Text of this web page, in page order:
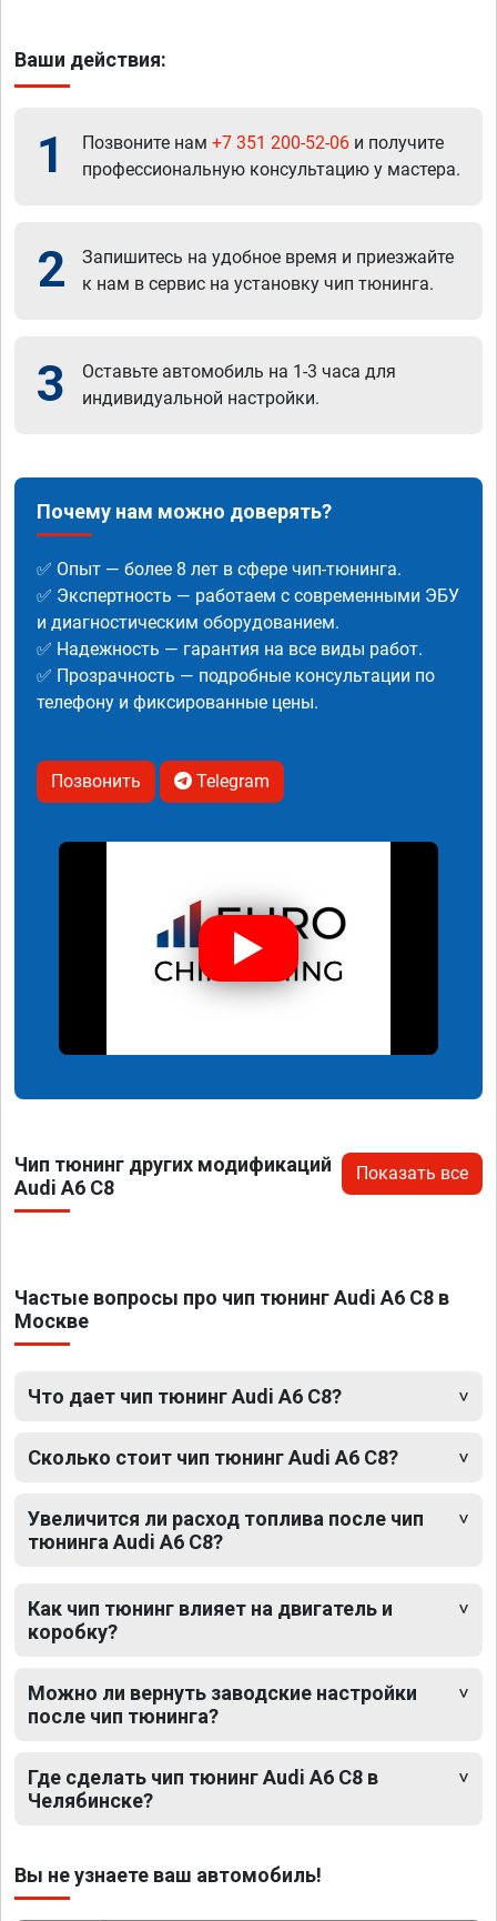
Ваши действия:
1 Позвоните нам +7 351 200-52-06 и получите
профессиональную консультацию у мастера.
2
Запишитесь на удобное время и приезжайте
к нам в сервис на установку чип тюнинга.
3
Оставьте автомобиль на 1-3 часа для
индивидуальной настройки.
Почему нам можно доверять?
✅ Опыт — более 8 лет в сфере чип-тюнинга.
✅ Экспертность — работаем с современными ЭБУ
и диагностическим оборудованием.
✅ Надежность — гарантия на все виды работ.
✅ Прозрачность — подробные консультации по
телефону и фиксированные цены.
Позвонить Telegram
Чип тюнинг других модификаций
Audi A6 C8
Показать все
Частые вопросы про чип тюнинг Audi A6 C8 в
Москве
Что дает чип тюнинг Audi A6 C8?
Сколько стоит чип тюнинг Audi A6 C8?
Увеличится ли расход топлива после чип
тюнинга Audi A6 C8?
Как чип тюнинг влияет на двигатель и
коробку?
Можно ли вернуть заводские настройки
после чип тюнинга?
Где сделать чип тюнинг Audi A6 C8 в
Челябинске?
Вы не узнаете ваш автомобиль!